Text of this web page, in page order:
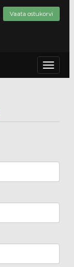
Vaata ostukorvi
Toggle